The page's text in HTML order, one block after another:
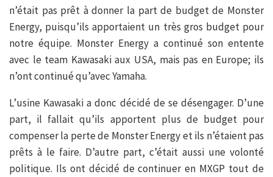
n’était pas prêt à donner la part de budget de Monster
Energy, puisqu’ils apportaient un très gros budget pour
notre équipe. Monster Energy a continué son entente
avec le team Kawasaki aux USA, mais pas en Europe; ils
n’ont continué qu’avec Yamaha.
L’usine Kawasaki a donc décidé de se désengager. D’une
part, il fallait qu’ils apportent plus de budget pour
compenser la perte de Monster Energy et ils n’étaient pas
prêts à le faire. D’autre part, c’était aussi une volonté
politique. Ils ont décidé de continuer en MXGP tout de